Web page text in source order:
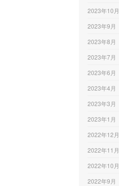
2023年10月
2023年9月
2023年8月
2023年7月
2023年6月
2023年4月
2023年3月
2023年1月
2022年12月
2022年11月
2022年10月
2022年9月